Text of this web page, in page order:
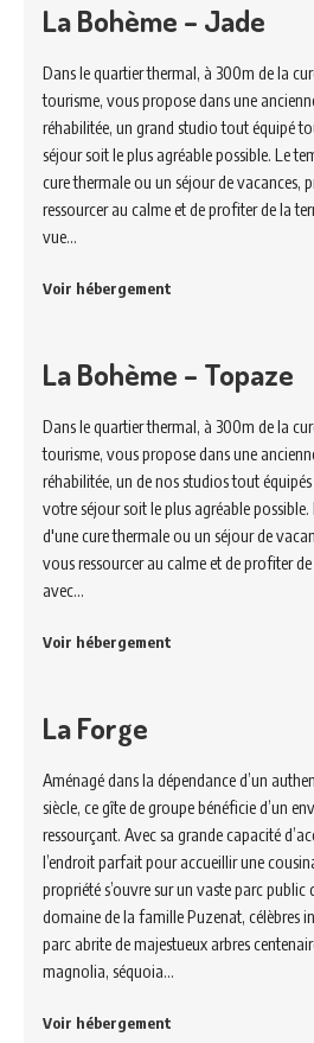
La Bohème – Jade
Dans le quartier thermal, à 300m de la
tourisme, vous propose dans une
réhabilitée, un grand studio tout équipé
séjour soit le plus agréable possible. Le
cure thermale ou un séjour de vacances,
ressourcer au calme et de profiter de la
vue…
Voir hébergement
La Bohème – Topaze
Dans le quartier thermal, à 300m de la
tourisme, vous propose dans une
réhabilitée, un de nos studios tout
votre séjour soit le plus agréable
d'une cure thermale ou un séjour de
vous ressourcer au calme et de profiter
avec…
Voir hébergement
La Forge
Aménagé dans la dépendance d’un
siècle, ce gîte de groupe bénéficie d’un
ressourçant. Avec sa grande capacité
l’endroit parfait pour accueillir une
propriété s’ouvre sur un vaste parc public
domaine de la famille Puzenat, célèbres
parc abrite de majestueux arbres
magnolia, séquoia…
Voir hébergement